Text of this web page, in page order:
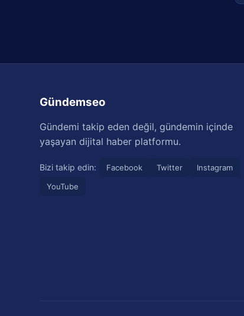
Gündemseo
Gündemi takip eden değil, gündemin içinde
yaşayan dijital haber platformu.
Bizi takip edin: Facebook Twitter
Instagram
YouTube